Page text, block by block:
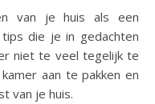
van je huis als een
die je in gedachten
niet te veel tegelijk te
aan te pakken en
van je huis.